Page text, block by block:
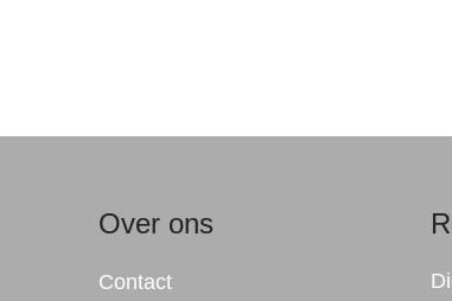
Over ons
Contact